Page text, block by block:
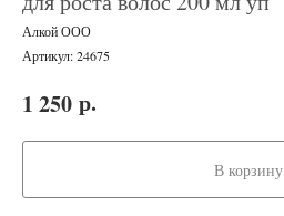
Алкой ООО
Артикул:24675
1 250 р.
В корзину